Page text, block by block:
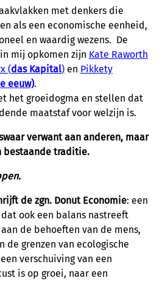
met denkers die
als een economische eenheid,
en waardig wezens. De
mij opkomen zijn Kate Raworth
(das Kapital) en Pikkety
eeuw).
het groeidogma en stellen dat
maatstaf voor welzijn is.
verwant aan anderen, maar
bestaande traditie.
de zgn. Donut Economie: een
ook een balans nastreeft
de behoeften van de mens,
de grenzen van ecologische
verschuiving van een
is op groei, naar een